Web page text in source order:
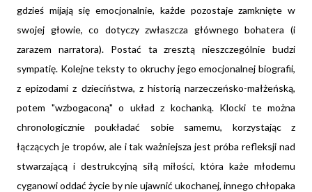
gdzieś mijają się emocjonalnie, każde pozostaje zamknięte w
swojej głowie, co dotyczy zwłaszcza głównego bohatera (i
zarazem narratora). Postać ta zresztą nieszczególnie budzi
sympatię. Kolejne teksty to okruchy jego emocjonalnej biografii,
z epizodami z dzieciństwa, z historią narzeczeńsko-małżeńską,
potem "wzbogaconą" o układ z kochanką. Klocki te można
chronologicznie poukładać sobie samemu, korzystając z
łączących je tropów, ale i tak ważniejsza jest próba refleksji nad
stwarzającą i destrukcyjną siłą miłości, która każe młodemu
cyganowi oddać życie by nie ujawnić ukochanej, innego chłopaka